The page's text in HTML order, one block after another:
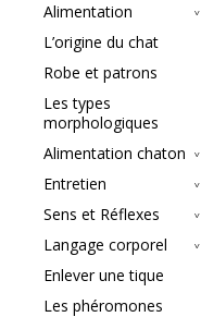
Alimentation
L’origine du chat
Robe et patrons
Les types
morphologiques
Alimentation chaton
Entretien
Sens et Réflexes
Langage corporel
Enlever une tique
Les phéromones